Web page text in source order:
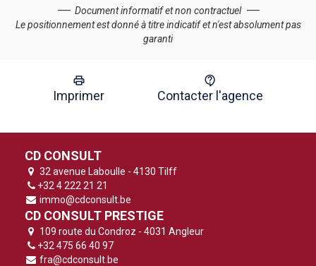
Document informatif et non contractuel
Le positionnement est donné à titre indicatif et n'est absolument pas
garanti
Imprimer Contacter l'agence
CD CONSULT
32 avenue Laboulle - 4130 Tilff
+32 4 222 21 21
immo@cdconsult.be
CD CONSULT PRESTIGE
109 route du Condroz - 4031 Angleur
+32 475 66 40 97
fra@cdconsult.be